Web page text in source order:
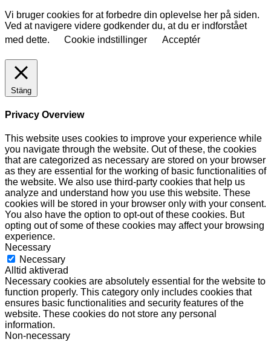
Vi bruger cookies for at forbedre din oplevelse her på siden.
Ved at navigere videre godkender du, at du er indforstået
med dette.
Cookie indstillinger Acceptér
Stäng
Privacy Overview
This website uses cookies to improve your experience while
you navigate through the website. Out of these, the cookies
that are categorized as necessary are stored on your browser
as they are essential for the working of basic functionalities of
the website. We also use third-party cookies that help us
analyze and understand how you use this website. These
cookies will be stored in your browser only with your consent.
You also have the option to opt-out of these cookies. But
opting out of some of these cookies may affect your browsing
experience.
Necessary
Necessary
Alltid aktiverad
Necessary cookies are absolutely essential for the website to
function properly. This category only includes cookies that
ensures basic functionalities and security features of the
website. These cookies do not store any personal
information.
Non-necessary